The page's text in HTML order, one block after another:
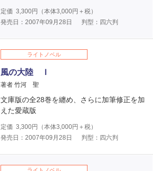
定価 3,300円（本体3,000円＋税）
発売日：2007年09月28日
判型：四六判
ライトノベル
風の大陸 Ｉ
著者 竹河 聖
文庫版の全28巻を纏め、さらに加筆修正を加
えた愛蔵版
定価 3,300円（本体3,000円＋税）
発売日：2007年09月28日
判型：四六判